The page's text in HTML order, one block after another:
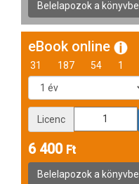
eBook online
31 187 54 1
Licenc
6 400 Ft